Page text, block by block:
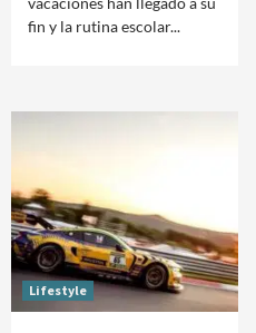
fin y la rutina escolar...
Lifestyle